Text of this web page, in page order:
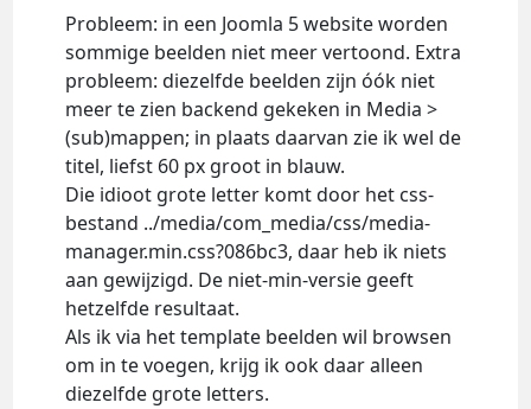
Probleem: in een Joomla 5 website worden
sommige beelden niet meer vertoond. Extra
probleem: diezelfde beelden zijn óók niet
meer te zien backend gekeken in Media >
(sub)mappen; in plaats daarvan zie ik wel de
titel, liefst 60 px groot in blauw.
Die idioot grote letter komt door het css-
bestand ../media/com_media/css/media-
manager.min.css?086bc3, daar heb ik niets
aan gewijzigd. De niet-min-versie geeft
hetzelfde resultaat.
Als ik via het template beelden wil browsen
om in te voegen, krijg ik ook daar alleen
diezelfde grote letters.